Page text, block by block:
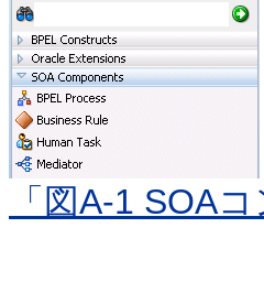
「図A-1 SOA